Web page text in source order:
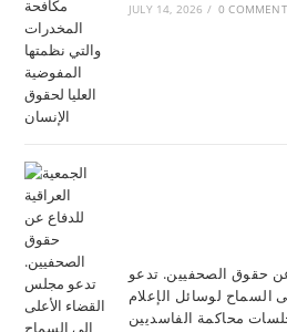
JULY 14, 2026 / 0
عن حقوق الصحفيين. تدعو
السماح لوسائل الإعلام